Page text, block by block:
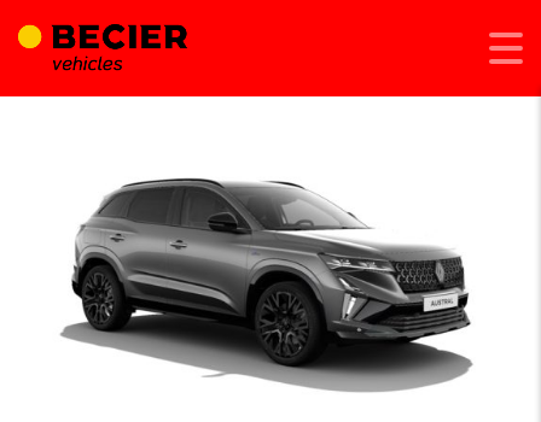
Afegeix a Compara Comparteix